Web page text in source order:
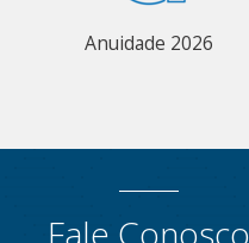
Anuidade 2026
Fale Conosco